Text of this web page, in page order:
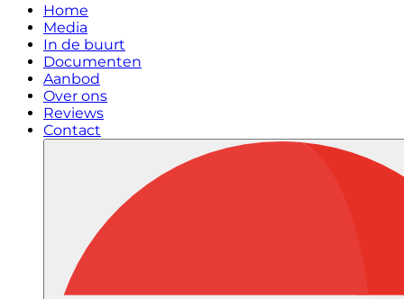
Home
Media
In de buurt
Documenten
Aanbod
Over ons
Reviews
Contact